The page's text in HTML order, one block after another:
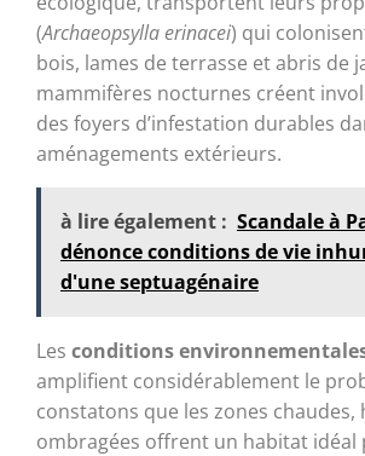
(Archaeopsylla erinacei) qui
bois, lames de terrasse et abris de
mammifères nocturnes créent
des foyers d’infestation durables
aménagements extérieurs.
à lire également : Scandale à
dénonce conditions de vie
d'une septuagénaire
Les conditions
amplifient considérablement le
constatons que les zones chaudes,
ombragées offrent un habitat idéal